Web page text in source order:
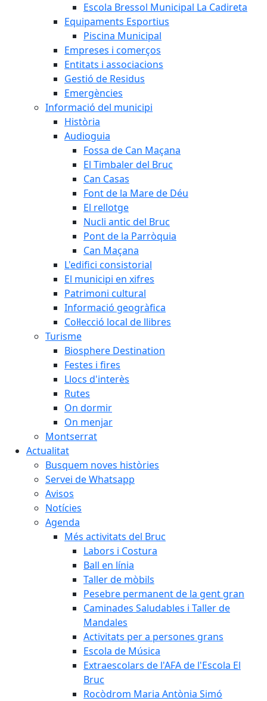
Escola Bressol Municipal La Cadireta
Equipaments Esportius
Piscina Municipal
Empreses i comerços
Entitats i associacions
Gestió de Residus
Emergències
Informació del municipi
Història
Audioguia
Fossa de Can Maçana
El Timbaler del Bruc
Can Casas
Font de la Mare de Déu
El rellotge
Nucli antic del Bruc
Pont de la Parròquia
Can Maçana
L'edifici consistorial
El municipi en xifres
Patrimoni cultural
Informació geogràfica
Col·lecció local de llibres
Turisme
Biosphere Destination
Festes i fires
Llocs d'interès
Rutes
On dormir
On menjar
Montserrat
Actualitat
Busquem noves històries
Servei de Whatsapp
Avisos
Notícies
Agenda
Més activitats del Bruc
Labors i Costura
Ball en línia
Taller de mòbils
Pesebre permanent de la gent gran
Caminades Saludables i Taller de
Mandales
Activitats per a persones grans
Escola de Música
Extraescolars de l'AFA de l'Escola El
Bruc
Rocòdrom Maria Antònia Simó